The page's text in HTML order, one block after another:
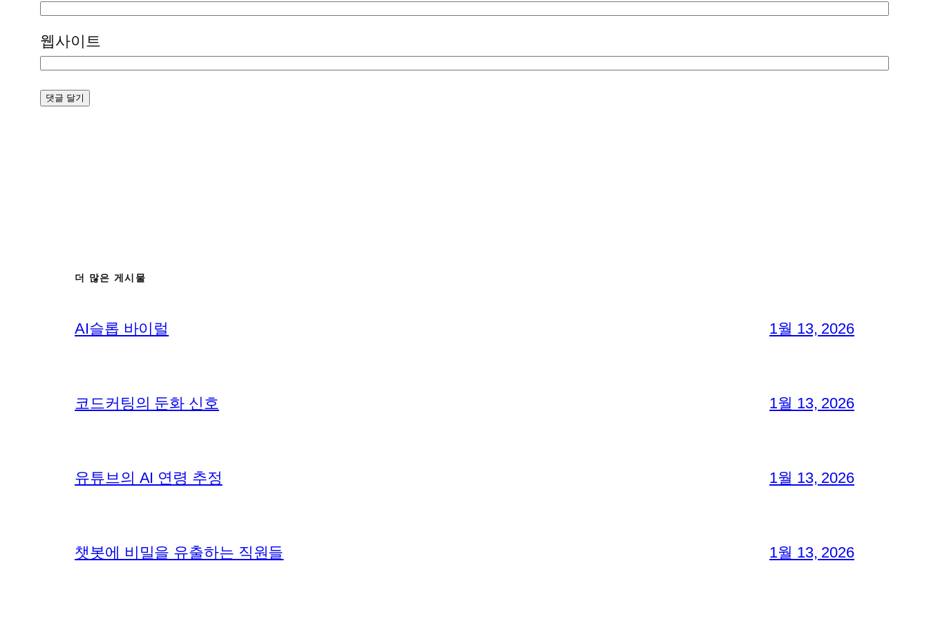
웹사이트
더 많은 게시물
AI슬롭 바이럴 1월 13, 2026
코드커팅의 둔화 신호 1월 13, 2026
유튜브의 AI 연령 추정 1월 13, 2026
챗봇에 비밀을 유출하는 직원들 1월 13, 2026